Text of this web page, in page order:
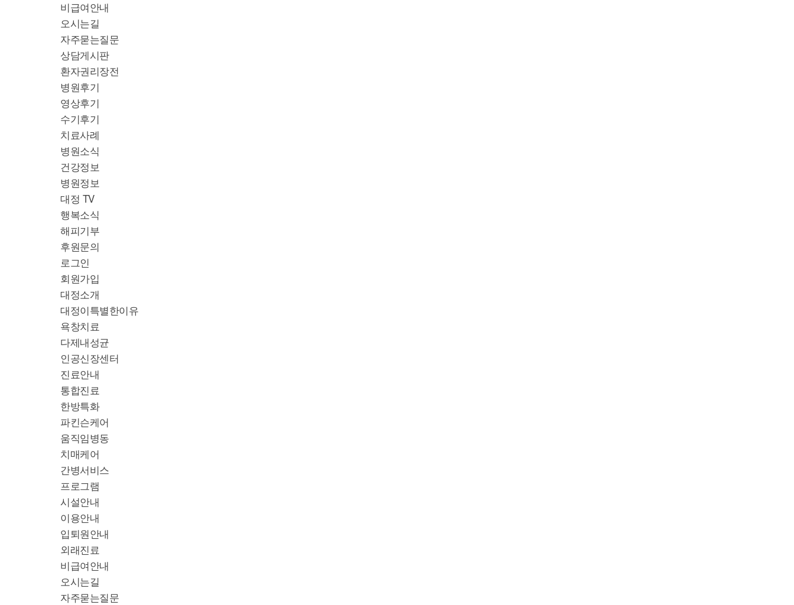
비급여안내
오시는길
자주묻는질문
상담게시판
환자권리장전
병원후기
영상후기
수기후기
치료사례
병원소식
건강정보
병원정보
대정 TV
행복소식
해피기부
후원문의
로그인
회원가입
대정소개
대정이특별한이유
욕창치료
다제내성균
인공신장센터
진료안내
통합진료
한방특화
파킨슨케어
움직임병동
치매케어
간병서비스
프로그램
시설안내
이용안내
입퇴원안내
외래진료
비급여안내
오시는길
자주묻는질문